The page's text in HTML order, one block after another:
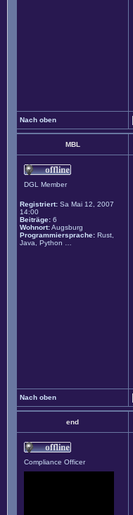
Nach oben
MBL
DGL Member
Registriert: Sa Mai 12, 2007
14:00
Beiträge: 6
Wohnort:Augsburg
Programmiersprache: Rust,
Java, Python …
Nach oben
end
Compliance Officer